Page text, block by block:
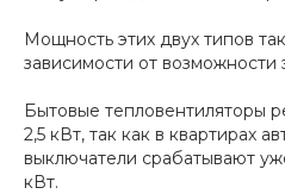
Мощность этих двух типов
зависимости от возможности
Бытовые тепловентиляторы
2,5 кВт, так как в квартирах
выключатели срабатывают
кВт.